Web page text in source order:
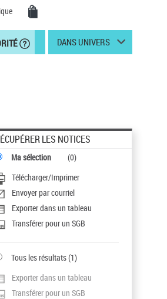
DANS UNIVERS
LES NOTICES
Ma sélection (0)
Télécharger/Imprimer
Envoyer par courriel
Exporter dans un tableau
Transférer pour un SGB
Tous les résultats(1)
Exporter dans un tableau
Transférer pour un SGB